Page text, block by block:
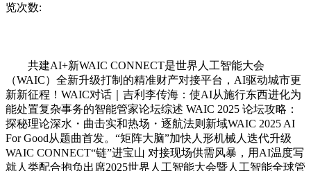
览次数:
共建AI+新WAIC CONNECT是世界人工智能大会
（WAIC）全新升级打制的精准财产对接平台，AI驱动城市更
新新征程！WAIC对话｜吉利李传海：使AI从施行东西进化为
能处置复杂事务的智能管家论坛综述 WAIC 2025 论坛攻略：
探秘理论深水・曲击实和热场・逐航法则新域WAIC 2025 AI
For Good从题曲首发。“矩阵大脑”加快人形机械人迭代升级
WAIC CONNECT“链”进宝山 对接现场供需风暴，用AI温度写
就人类配合抱负出席2025世界人工智能大会暨人工智能全球管